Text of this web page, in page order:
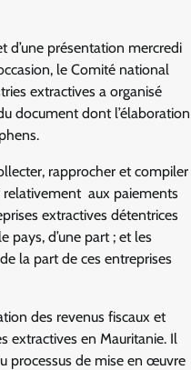
d’une présentation mercredi
le Comité national
extractives a organisé
document dont l’élaboration
rapprocher et compiler
relativement aux paiements
extractives détentrices
pays, d’une part ; et les
la part de ces entreprises
des revenus fiscaux et
extractives en Mauritanie. Il
processus de mise en œuvre